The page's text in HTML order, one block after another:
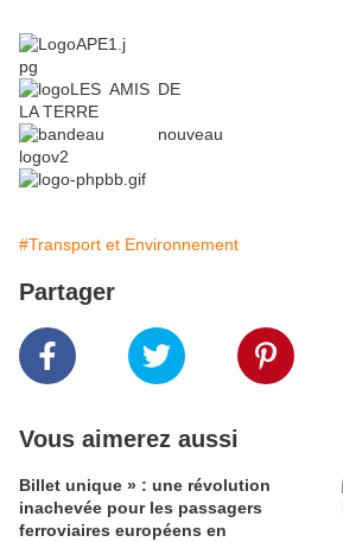
#Transport et Environnement
Partager
Vous aimerez aussi
Billet unique » : une révolution
inachevée pour les passagers
ferroviaires européens en